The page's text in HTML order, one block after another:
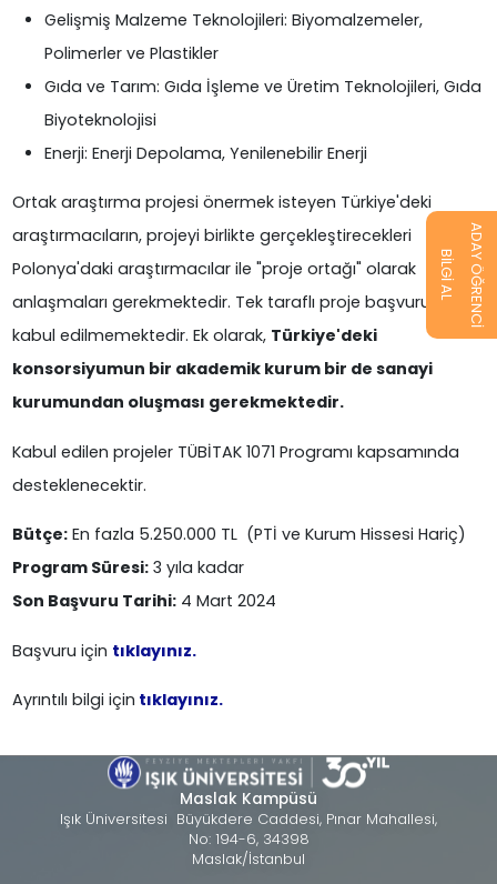
Gelişmiş Malzeme Teknolojileri: Biyomalzemeler,
Polimerler ve Plastikler
Gıda ve Tarım: Gıda İşleme ve Üretim Teknolojileri, Gıda
Biyoteknolojisi
Enerji: Enerji Depolama, Yenilenebilir Enerji
Ortak araştırma projesi önermek isteyen Türkiye'deki
araştırmacıların, projeyi birlikte gerçekleştirecekleri
Polonya'daki araştırmacılar ile "proje ortağı" olarak
anlaşmaları gerekmektedir. Tek taraflı proje başvuruları
kabul edilmemektedir. Ek olarak, Türkiye'deki
konsorsiyumun bir akademik kurum bir de sanayi
kurumundan oluşması gerekmektedir.
Kabul edilen projeler TÜBİTAK 1071 Programı kapsamında
desteklenecektir.
Bütçe:En fazla 5.250.000 TL (PTİ ve Kurum Hissesi Hariç)
Program Süresi:3 yıla kadar
Son Başvuru Tarihi:4 Mart 2024
Başvuru için tıklayınız.
Ayrıntılı bilgi için tıklayınız.
Maslak Kampüsü
Işık Üniversitesi Büyükdere Caddesi, Pınar Mahallesi,
No: 194-6, 34398
Maslak/İstanbul
BİLGİ AL ADAY ÖĞRENCİ